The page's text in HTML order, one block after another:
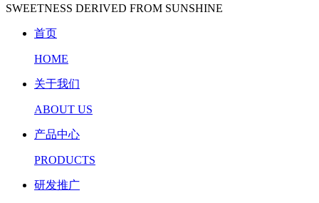
SWEETNESS DERIVED FROM SUNSHINE
首页
HOME
关于我们
ABOUT US
产品中心
PRODUCTS
研发推广